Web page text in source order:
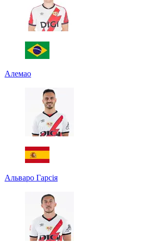
Алемао
Альваро Гарсія